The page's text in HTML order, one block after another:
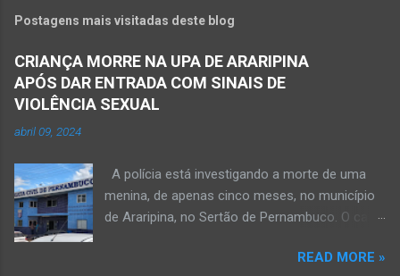
Postagens mais visitadas deste blog
CRIANÇA MORRE NA UPA DE ARARIPINA
APÓS DAR ENTRADA COM SINAIS DE
VIOLÊNCIA SEXUAL
abril 09, 2024
A polícia está investigando a morte de uma
menina, de apenas cinco meses, no município
de Araripina, no Sertão de Pernambuco. O caso
morte a esclarecer”. A PM diz que, na segunda-
READ MORE »